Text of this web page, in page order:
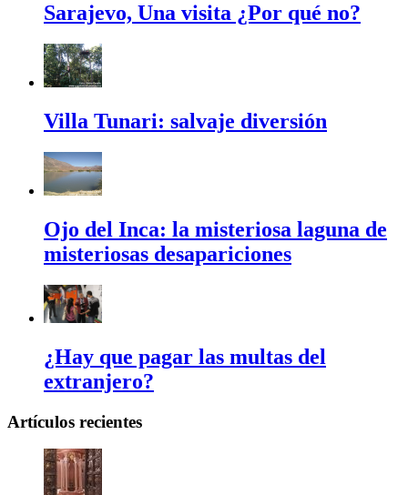
Sarajevo, Una visita ¿Por qué no?
Villa Tunari: salvaje diversión
Ojo del Inca: la misteriosa laguna de
misteriosas desapariciones
¿Hay que pagar las multas del
extranjero?
Artículos recientes